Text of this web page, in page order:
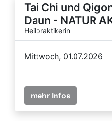
Tai Chi und
Daun - NATUR
Heilpraktikerin
Mittwoch, 01.07.2026
mehr Infos